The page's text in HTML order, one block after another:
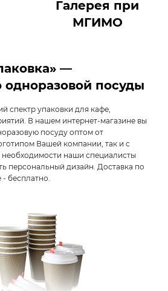
Галерея при
МГИМО
—
одноразовой посуды
спектр упаковки для кафе,
В нашем интернет-магазине вы
посуду оптом от
Вашей компании, так и с
наши специалисты
персональный дизайн. Доставка по
бесплатно.